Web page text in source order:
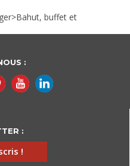
>Bahut, buffet et
:
:
!